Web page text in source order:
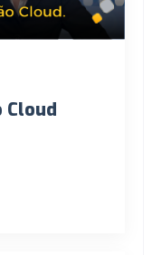
Cloud